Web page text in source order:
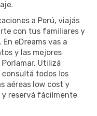
a Perú, viajás
con tus familiares y
eDreams vas a
y las mejores
Utilizá
todos los
aéreas low cost y
y reservá fácilmente